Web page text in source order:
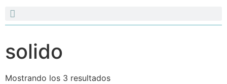
solido
Mostrando los 3 resultados